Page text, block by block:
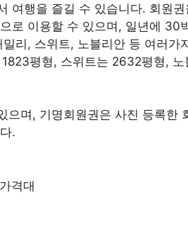
여행을 즐길 수 있습니다. 회원권
로 이용할 수 있으며, 일년에 30
리, 스위트, 노블리안 등 여러가
평형, 스위트는 2632평형, 노
으며, 기명회원권은 사진 등록한
.
격대